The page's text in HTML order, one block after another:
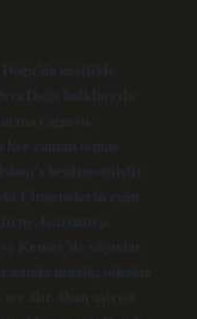
özellikle
Doğu halklarıyla
rağmen,
her zaman temas
benimsemiştir.
Çingenelerin çoğu
Gaziantep,
Kemer’de yaşarlar.
müzik, sokakta
alır. Dom aşireti